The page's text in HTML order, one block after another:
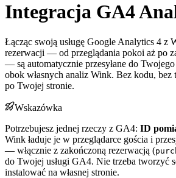
Integracja GA4
Łącząc swoją usługę Google Analytics 4 z
rezerwacji — od przeglądania pokoi aż po
— są automatycznie przesyłane do
obok własnych analiz Wink. Bez kodu,
po Twojej stronie.
Wskazówka
Potrzebujesz jednej rzeczy z GA4: ID
Wink ładuje je w przeglądarce gościa i
— włącznie z zakończoną rezerwacją (
do Twojej usługi GA4. Nie trzeba tworzyć
instalować na własnej stronie.